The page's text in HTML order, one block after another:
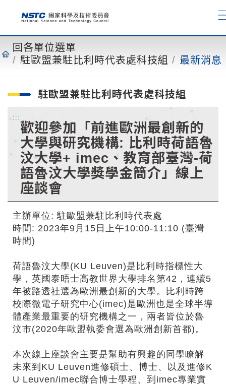
容 回各單位選單
駐歐盟兼駐比利時代表處科技組
最新消息
駐歐盟兼駐比利時代表處科技組
:::
歡迎參加「前進歐洲最創新的
大學與研究機構: 比利時荷語魯
汶大學+ imec、教育部臺灣-荷
語魯汶大學獎學金簡介」線上
座談會
主辦單位: 駐歐盟兼駐比利時代表處
時間: 2023年9月15日上午10:00-11:10 (臺灣
時間)
荷語魯汶大學(KU Leuven)是比利時指標性大
學，英國泰晤士高教世界大學排名第42，連續5
年被路透社選為歐洲最創新的大學。比利時跨
校際微電子研究中心(imec)是歐洲也是全球半導
體產業最重要的研究機構之一，兩者皆位於魯
汶市(2020年歐盟執委會選為歐洲創新首都)。
本次線上座談會主要是幫助有興趣的同學瞭解
未來到KU Leuven進修碩士、博士、以及進修K
U Leuven/imec聯合博士學程、到imec專業實